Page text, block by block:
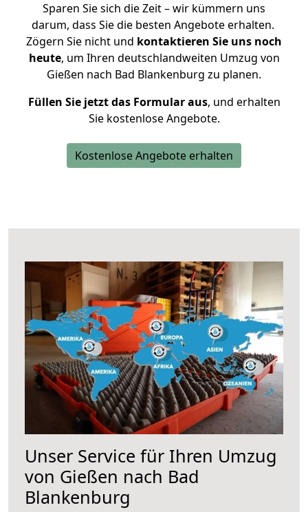
Sparen Sie sich die Zeit – wir kümmern uns
darum, dass Sie die besten Angebote erhalten.
Zögern Sie nicht und kontaktieren Sie uns noch
heute, um Ihren deutschlandweiten Umzug von
Gießen nach Bad Blankenburg zu planen.
Füllen Sie jetzt das Formular aus, und erhalten
Sie kostenlose Angebote.
Kostenlose Angebote erhalten
Unser Service für Ihren Umzug
von Gießen nach Bad
Blankenburg